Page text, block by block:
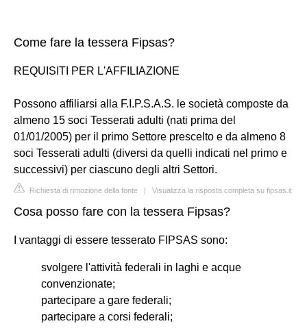
Come fare la tessera Fipsas?
REQUISITI PER L'AFFILIAZIONE
Possono affiliarsi alla F.I.P.S.A.S. le società composte da
almeno 15 soci Tesserati adulti (nati prima del
01/01/2005) per il primo Settore prescelto e da almeno 8
soci Tesserati adulti (diversi da quelli indicati nel primo e
successivi) per ciascuno degli altri Settori.
Richiesta di rimozione della fonte | Visualizza la risposta completa su fipsas.it
Cosa posso fare con la tessera Fipsas?
I vantaggi di essere tesserato FIPSAS sono:
svolgere l'attività federali in laghi e acque
convenzionate;
partecipare a gare federali;
partecipare a corsi federali;